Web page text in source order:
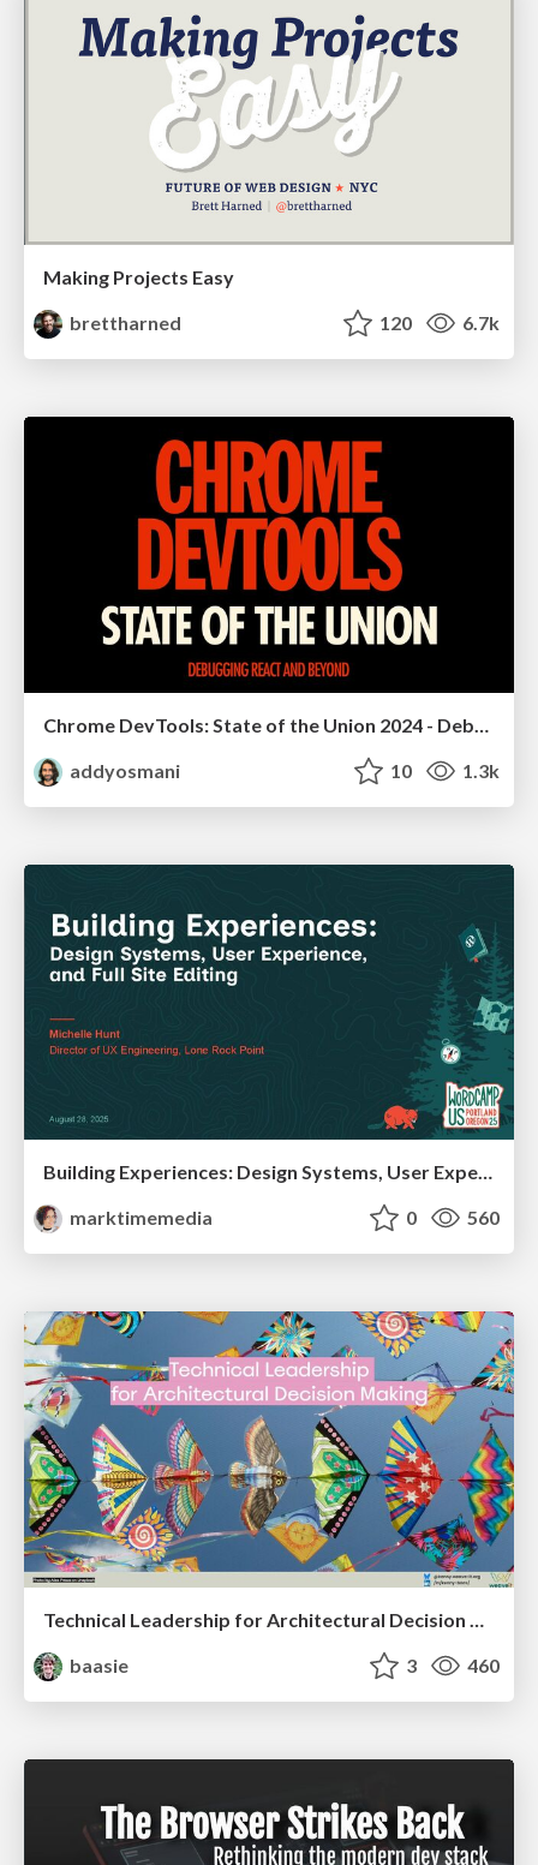
Making Projects Easy
brettharned
120 6.7k
Chrome DevTools: State of the Union 2024 - Debugging React & Beyond
addyosmani
10 1.3k
Building Experiences: Design Systems, User Experience, and Full Site Editing
marktimemedia
0 560
baasie
3 460